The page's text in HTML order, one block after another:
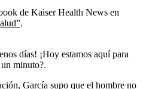
de Kaiser Health News en
.
días! ¡Hoy estamos aquí para
minuto?.
García supo que el hombre no